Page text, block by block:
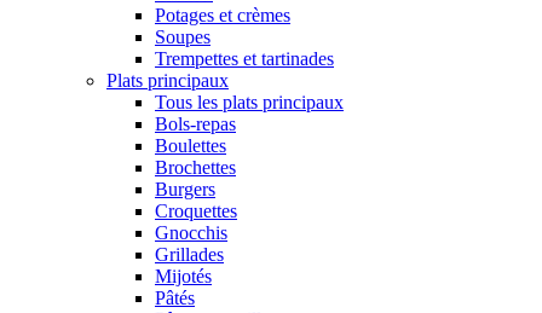
Potages et crèmes
Soupes
Trempettes et tartinades
Plats principaux
Tous les plats principaux
Bols-repas
Boulettes
Brochettes
Burgers
Croquettes
Gnocchis
Grillades
Mijotés
Pâtés